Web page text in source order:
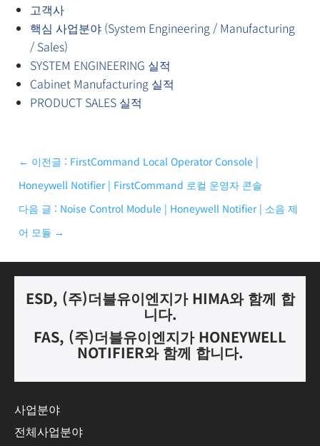
고객사
핵심 사업분야 (System Engineering / Manufacturing
/ Sales)
SYSTEM ENGINEERING 실적
Cabinet Manufacturing 실적
PRODUCT SALES 실적
← 이전글 : FirstCommand Local Operator Console |
Honeywell Notifier | FirstCommand 로컬 운영자 콘솔
다음 글 : Noise Control Module | Honeywell Notifier | 소음 제
어 모듈 →
ESD, (주)더블유이엔지가 HIMA와 함께 합
니다.
FAS, (주)더블유이엔지가 HONEYWELL
NOTIFIER와 함께 합니다.
사업분야
전체사업분야